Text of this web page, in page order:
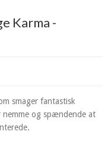
Karma -
smager fantastisk
nemme og spændende at